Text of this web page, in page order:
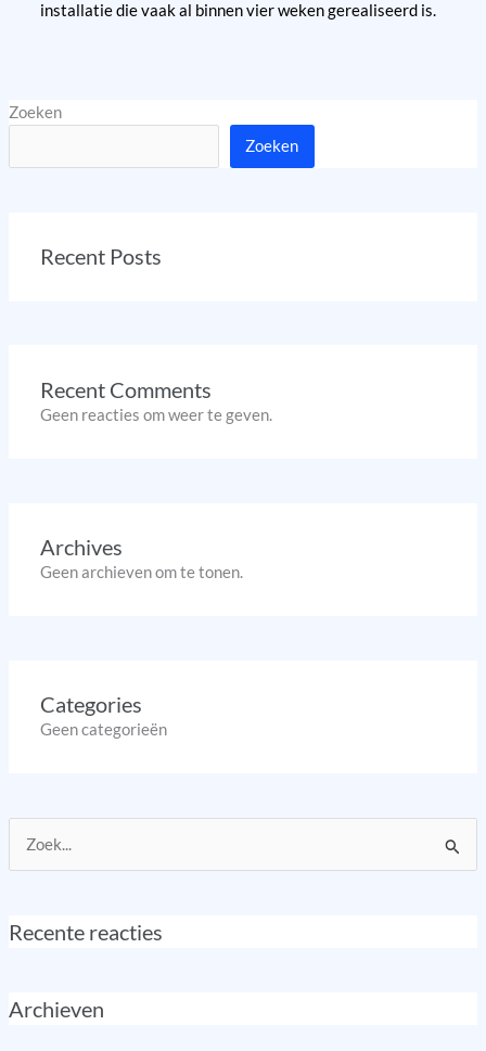
installatie die vaak al binnen vier weken gerealiseerd is.
Zoeken
Zoeken
Recent Posts
Recent Comments
Geen reacties om weer te geven.
Archives
Geen archieven om te tonen.
Categories
Geen categorieën
Zoek
naar:
Recente reacties
Archieven